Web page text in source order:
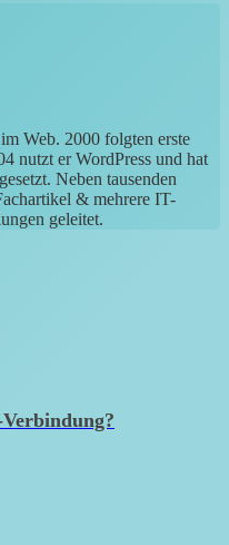
Web. 2000 folgten erste
nutzt er WordPress und hat
Neben tausenden
& mehrere IT-
geleitet.